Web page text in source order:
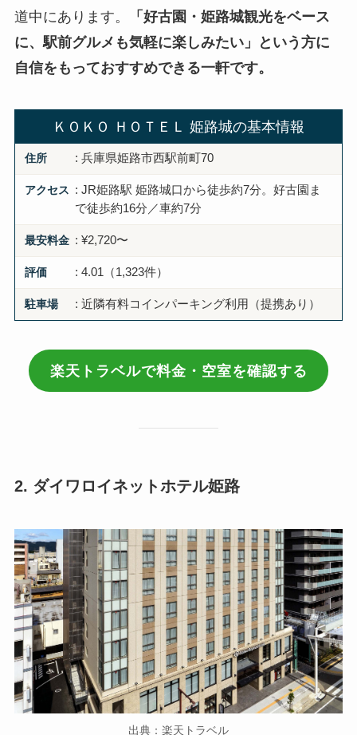
道中にあります。
「好古園・姫路城観光をベース
に、駅前グルメも気軽に楽しみたい」という方に
自信をもっておすすめできる一軒です。
ＫＯＫＯ ＨＯＴＥＬ 姫路城の基本情報
住所 : 兵庫県姫路市西駅前町70
アクセス : JR姫路駅 姫路城口から徒歩約7分。好古園ま
で徒歩約16分／車約7分
最安料金 : ¥2,720〜
評価 : 4.01（1,323件）
駐車場 : 近隣有料コインパーキング利用（提携あり）
楽天トラベルで料金・空室を確認する
2. ダイワロイネットホテル姫路
出典：楽天トラベル